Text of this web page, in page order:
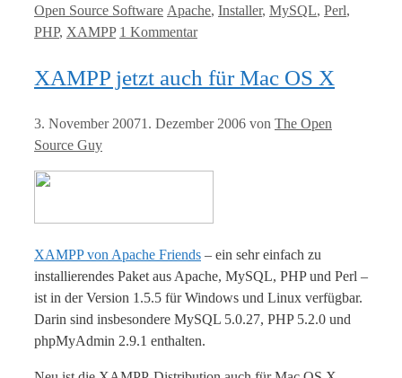
Kategorien
Open Source Software Tags
Apache, Installer, MySQL, Perl,
PHP, XAMPP 1 Kommentar
XAMPP jetzt auch für Mac OS X
3. November 20071. Dezember 2006 von The Open
Source Guy
XAMPP von Apache Friends – ein sehr einfach zu
installierendes Paket aus Apache, MySQL, PHP und Perl –
ist in der Version 1.5.5 für Windows und Linux verfügbar.
Darin sind insbesondere MySQL 5.0.27, PHP 5.2.0 und
phpMyAdmin 2.9.1 enthalten.